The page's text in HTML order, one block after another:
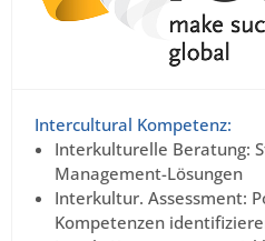
Intercultural Kompetenz:
Interkulturelle Beratung:
Management-Lösungen
Interkultur. Assessment:
Kompetenzen